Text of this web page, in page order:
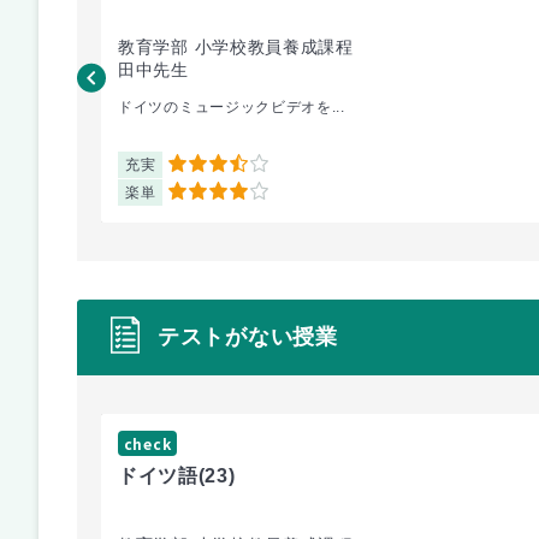
教育学部 小学校教員養成課程
田中先生
ドイツのミュージックビデオを...
充実 3.5
楽単 4
テストがない授業
check
ドイツ語(23)